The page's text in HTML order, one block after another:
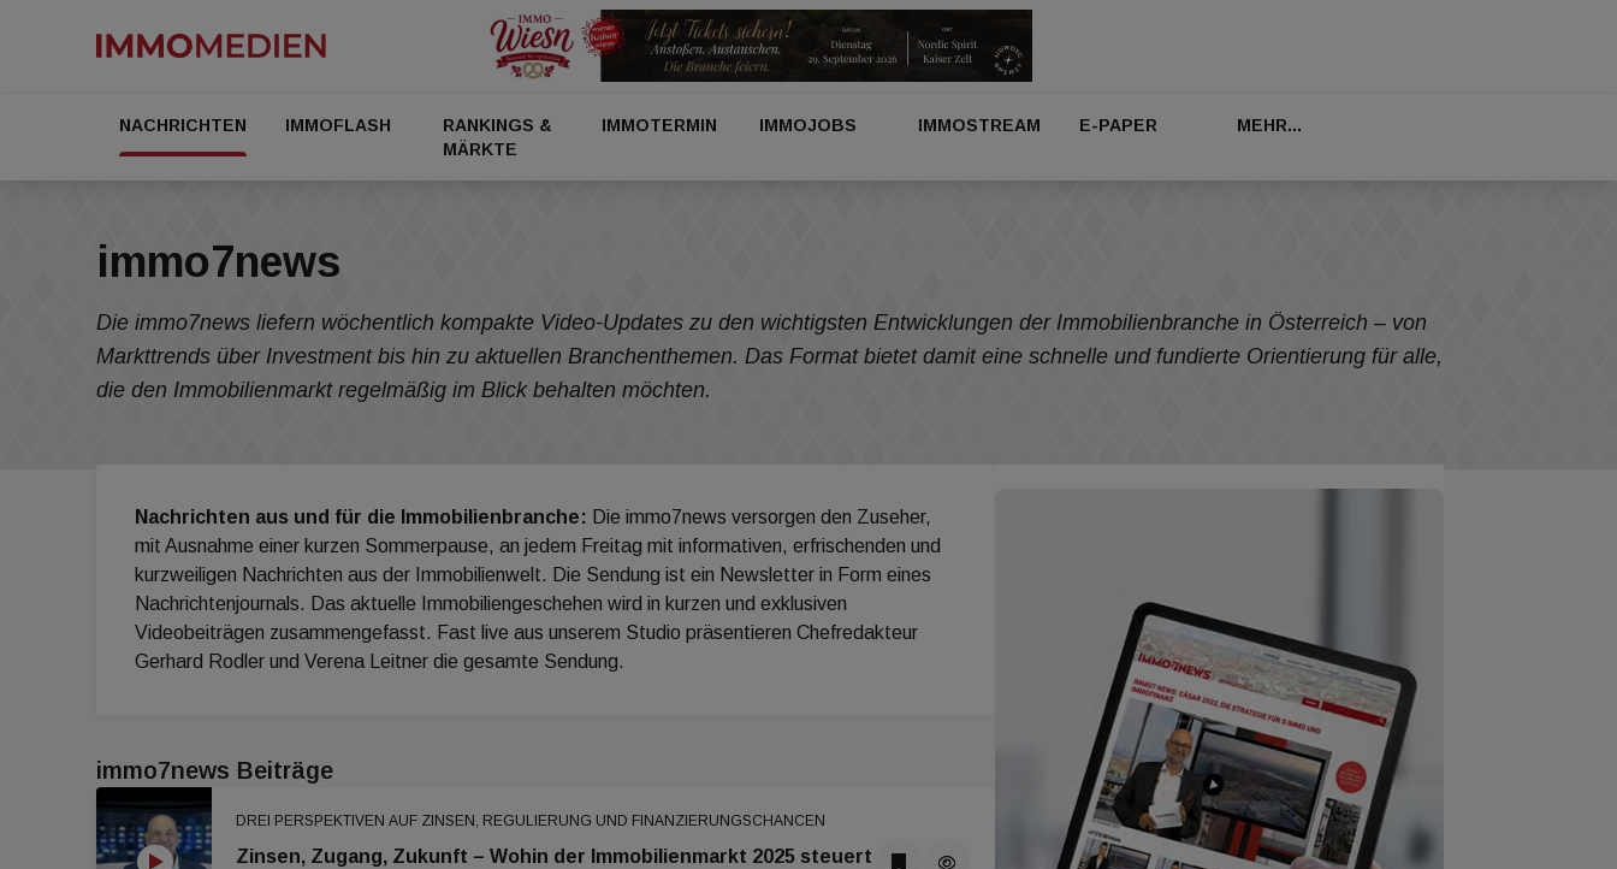
NACHRICHTEN IMMOFLASH
RANKINGS &
MÄRKTE
IMMOTERMIN IMMOJOBS IMMOSTREAM E-PAPER MEHR...
immo7news
Die immo7news liefern wöchentlich kompakte Video-Updates zu den wichtigsten Entwicklungen der Immobilienbranche in Österreich – von
Markttrends über Investment bis hin zu aktuellen Branchenthemen. Das Format bietet damit eine schnelle und fundierte Orientierung für alle,
die den Immobilienmarkt regelmäßig im Blick behalten möchten.
Nachrichten aus und für die Immobilienbranche: Die immo7news versorgen den Zuseher,
mit Ausnahme einer kurzen Sommerpause, an jedem Freitag mit informativen, erfrischenden und
kurzweiligen Nachrichten aus der Immobilienwelt. Die Sendung ist ein Newsletter in Form eines
Nachrichtenjournals. Das aktuelle Immobiliengeschehen wird in kurzen und exklusiven
Videobeiträgen zusammengefasst. Fast live aus unserem Studio präsentieren Chefredakteur
Gerhard Rodler und Verena Leitner die gesamte Sendung.
immo7news Beiträge
DREI PERSPEKTIVEN AUF ZINSEN, REGULIERUNG UND FINANZIERUNGSCHANCEN
Zinsen, Zugang, Zukunft – Wohin der Immobilienmarkt 2025 steuert